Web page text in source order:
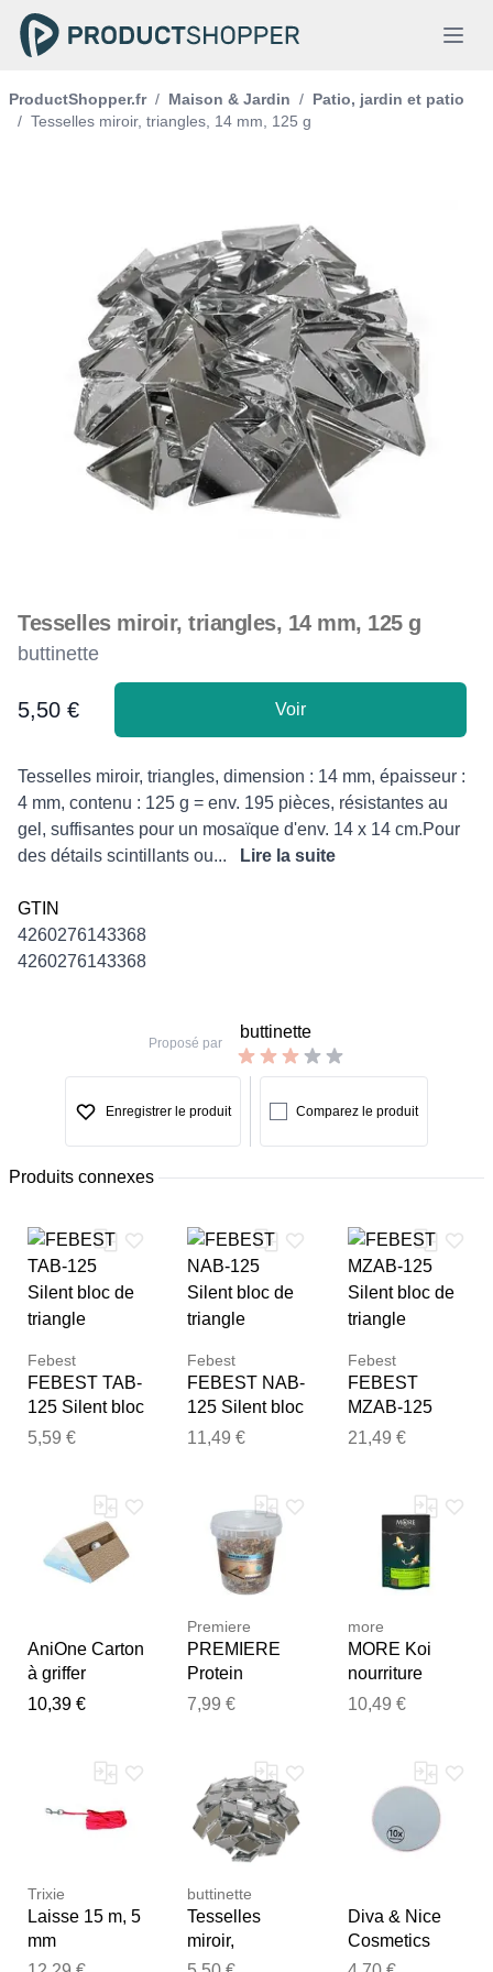
ProductShopper.fr / Maison & Jardin / Patio, jardin et patio
/ Tesselles miroir, triangles, 14 mm, 125 g
Tesselles miroir, triangles, 14 mm, 125 g
buttinette
Product information
5,50 € Voir
Description
Tesselles miroir, triangles, dimension : 14 mm, épaisseur :
4 mm, contenu : 125 g = env. 195 pièces, résistantes au
gel, suffisantes pour un mosaïque d'env. 14 x 14 cm.Pour
des détails scintillants ou...
Lire la suite
GTIN
4260276143368
4260276143368
Proposé par
buttinette
Enregistrer le produit Comparez le produit
Produits connexes
Febest
FEBEST TAB-
125 Silent bloc
de triangle
5,59 €
Febest
FEBEST NAB-
125 Silent bloc
de triangle
11,49 €
Febest
FEBEST
MZAB-125
Silent bloc de
21,49 €
AniOne Carton
à griffer
triangle
10,39 €
Premiere
PREMIERE
Protein
Topping 125 g
7,99 €
more
MORE Koi
nourriture
printemps/auto
10,49 €
Trixie
Laisse 15 m, 5
mm
buttinette
Tesselles
miroir,
losanges, 20 x
Diva & Nice
Cosmetics
Accessories
examiner vos commentaires
avant de les publier.